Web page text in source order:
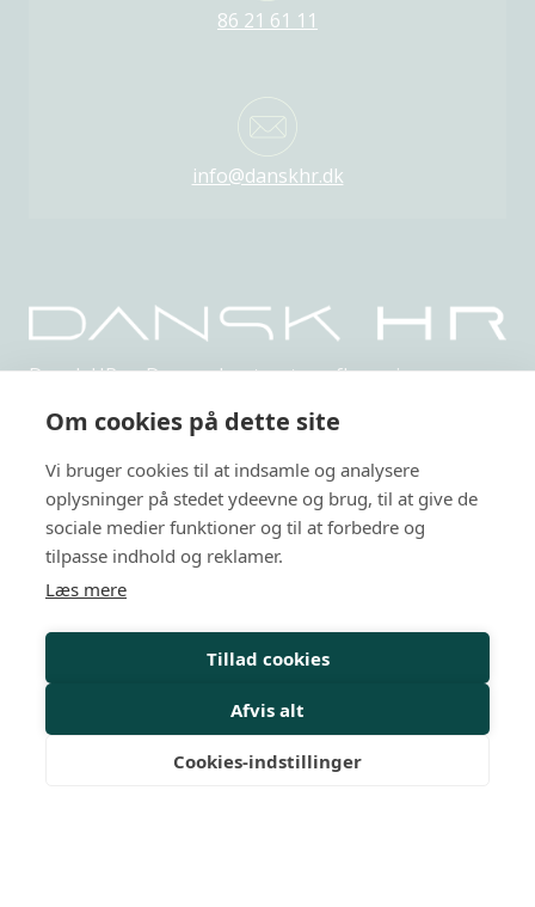
86 21 61 11
info@danskhr.dk
Dansk HR er Danmarks største uafhængige,
Arrangementer
HR-kurser
Personalejura
Rådgivning
Viden
Mit Dansk HR
Om cookies på dette site
Vi bruger cookies til at indsamle og analysere
oplysninger på stedet ydeevne og brug, til at give de
sociale medier funktioner og til at forbedre og
tilpasse indhold og reklamer.
Læs mere
Tillad cookies
Afvis alt
Cookies-indstillinger